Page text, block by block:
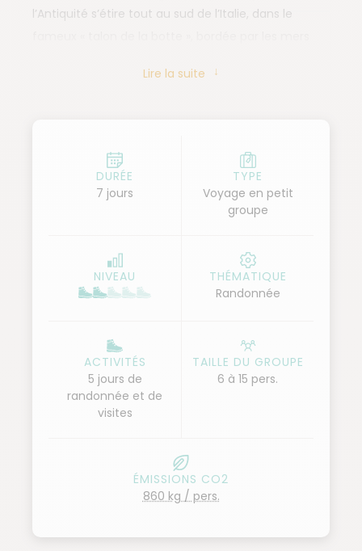
l’Antiquité s’étire tout au sud de l’Italie, dans le
Depuis Bari, véritable carrefour d’influences
d’abord la côte adriatique avant de rejoindre la
vallée d’Itria et Alberobello, réputée pour ses
ces maisons blanches coiffées de toits coniques.
Cap ensuite vers Ostuni, la « ville blanche » tournée
Florence baroque du Sud ». L’épopée s’achève à
Otranto, cité portuaire jalonnée de vestiges
Lire la suite
DURÉE
7 jours
TYPE
Voyage en petit
groupe
NIVEAU
THÉMATIQUE
Randonnée
ACTIVITÉS
5 jours de
randonnée et de
visites
TAILLE DU GROUPE
6 à 15 pers.
ÉMISSIONS CO2
860 kg / pers.